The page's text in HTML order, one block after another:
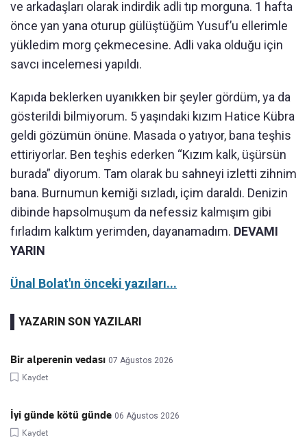
ve arkadaşları olarak indirdik adli tıp morguna. 1 hafta
önce yan yana oturup gülüştüğüm Yusuf’u ellerimle
yükledim morg çekmecesine. Adli vaka olduğu için
savcı incelemesi yapıldı.
Kapıda beklerken uyanıkken bir şeyler gördüm, ya da
gösterildi bilmiyorum. 5 yaşındaki kızım Hatice Kübra
geldi gözümün önüne. Masada o yatıyor, bana teşhis
ettiriyorlar. Ben teşhis ederken “Kızım kalk, üşürsün
burada” diyorum. Tam olarak bu sahneyi izletti zihnim
bana. Burnumun kemiği sızladı, içim daraldı. Denizin
dibinde hapsolmuşum da nefessiz kalmışım gibi
fırladım kalktım yerimden, dayanamadım. DEVAMI
YARIN
Ünal Bolat'ın önceki yazıları...
YAZARIN SON YAZILARI
Bir alperenin vedası 07 Ağustos 2026
Kaydet
İyi günde kötü günde 06 Ağustos 2026
Kaydet